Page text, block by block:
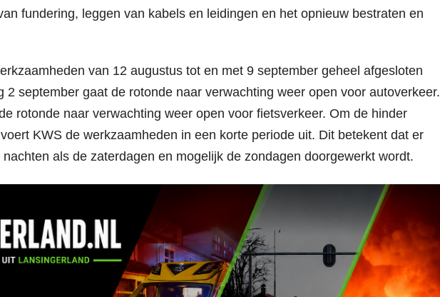
fundering, leggen van kabels en leidingen en het opnieuw bestraten en
van 12 augustus tot en met 9 september geheel afgesloten
2 september gaat de rotonde naar verwachting weer open voor autoverkeer.
rotonde naar verwachting weer open voor fietsverkeer. Om de hinder
KWS de werkzaamheden in een korte periode uit. Dit betekent dat er
als de zaterdagen en mogelijk de zondagen doorgewerkt wordt.